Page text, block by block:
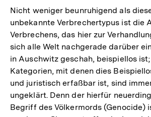
Nicht weniger beunruhigend als
unbekannte Verbrechertypus ist die
Verbrechens, das hier zur
sich alle Welt nachgerade darüber
in Auschwitz geschah, beispiellos
Kategorien, mit denen dies
und juristisch erfaßbar ist, sind
ungeklärt. Denn der hierfür
Begriff des Völkermords (Genocide)